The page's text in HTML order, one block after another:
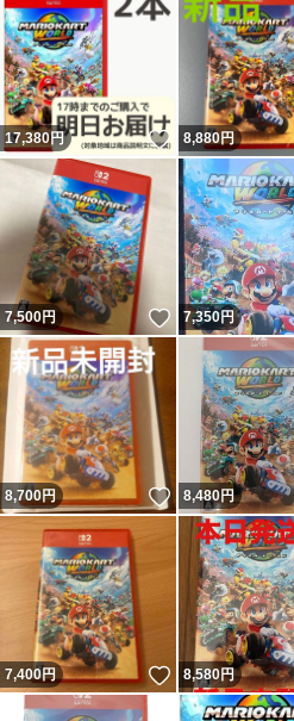
17,380円 いいね！
8,880円
7,500円 いいね！
7,350円
8,700円 いいね！
8,480円
7,400円 いいね！
8,580円